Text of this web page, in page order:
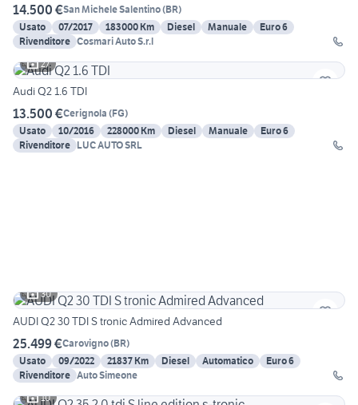
14.500 €San Michele Salentino(BR)
Usato
07/2017 183000 Km Diesel Manuale
Euro 6
Rivenditore Cosmari Auto S.r.l
27
Audi Q2 1.6 TDI
13.500 €Cerignola (FG)
Usato
10/2016 228000 Km Diesel Manuale
Euro 6
Rivenditore LUC AUTO SRL
30
AUDI Q2 30 TDI S tronic Admired Advanced
25.499 €Carovigno(BR)
Usato
09/2022 21837 Km Diesel Automatico
Euro 6
Rivenditore Auto Simeone
10